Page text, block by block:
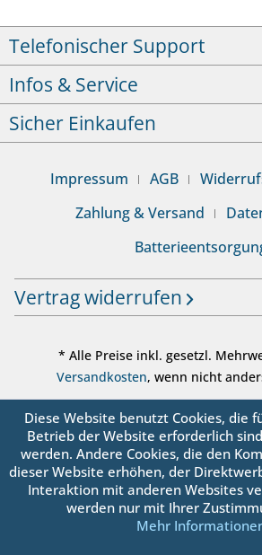
Telefonischer Support
Infos & Service
Sicher Einkaufen
Impressum AGB
Zahlung & Versand
Vertrag widerrufen
* Alle Preise inkl. gesetzl.
Versandkosten, wenn nicht
© sanbo OHG - Alle Rechte
Diese Website benutzt Cookies, die
Betrieb der Website erforderlich
werden. Andere Cookies, die den
dieser Website erhöhen, der
Interaktion mit anderen Websites
werden nur mit Ihrer
Mehr